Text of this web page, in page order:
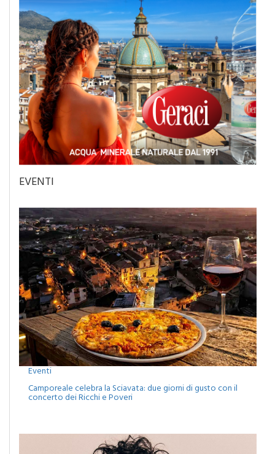
EVENTI
Eventi
Camporeale celebra la Sciavata: due giorni di gusto con il
concerto dei Ricchi e Poveri